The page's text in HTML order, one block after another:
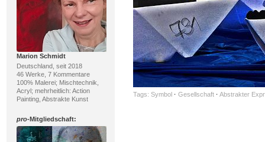
Marion Schmidt
Deutschland, seit 2018
46 Werke, 7 Kommentare
100% Malerei; Mischtechnik,
Acryl; mehrheitlich: Action
Painting, Abstrakte Kunst
pro-Mitgliedschaft:
Tags: Symbol · Gesellschaft · Abstrakter